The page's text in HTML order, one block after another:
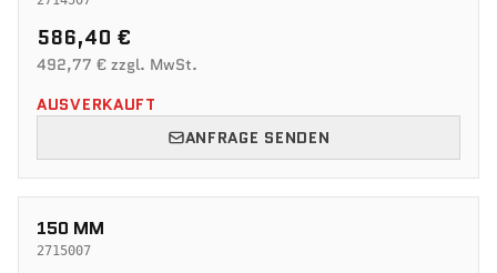
586,40 €
492,77 € zzgl. MwSt.
AUSVERKAUFT
ANFRAGE SENDEN
150 MM
2715007